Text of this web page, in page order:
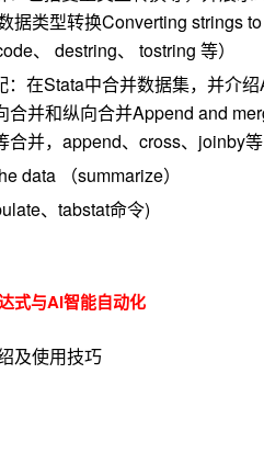
据类型转换Converting strings
、 destring、 tostring 等）
：在Stata中合并数据集，并介
合并和纵向合并Append and
合并，append、cross、joinby
data （summarize）
、tabstat命令)
式与AI智能自动化
及使用技巧